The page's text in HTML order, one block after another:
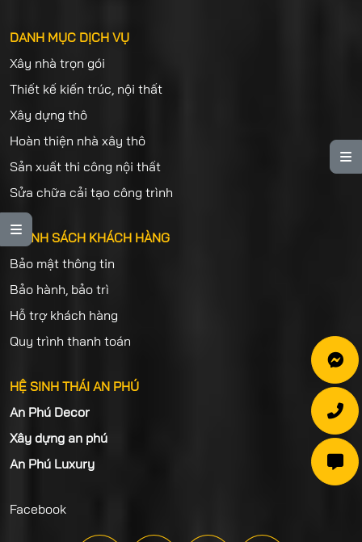





DANH MỤC DỊCH VỤ
Xây nhà trọn gói
Thiết kế kiến trúc, nội thất
Xây dựng thô
Hoàn thiện nhà xây thô
Sản xuất thi công nội thất
Sửa chữa cải tạo công trình
CHÍNH SÁCH KHÁCH HÀNG
Bảo mật thông tin
Bảo hành, bảo trì
Hỗ trợ khách hàng
Quy trình thanh toán
HỆ SINH THÁI AN PHÚ
An Phú Decor
Xây dựng an phú
An Phú Luxury
Facebook